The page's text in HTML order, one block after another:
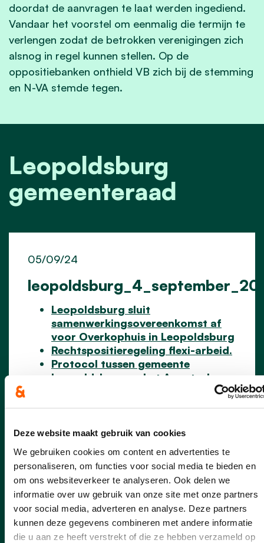
Deze website maakt gebruik van cookies
We gebruiken cookies om content en advertenties te
personaliseren, om functies voor social media te bieden en
om ons websiteverkeer te analyseren. Ook delen we
informatie over uw gebruik van onze site met onze partners
voor social media, adverteren en analyse. Deze partners
kunnen deze gegevens combineren met andere informatie
die u aan ze heeft verstrekt of die ze hebben verzameld op
doordat de aanvragen te laat werden ingediend.
Vandaar het voorstel om eenmalig die termijn te
verlengen zodat de betrokken verenigingen zich
alsnog in regel kunnen stellen. Op de
oppositiebanken onthield VB zich bij de stemming
en N-VA stemde tegen.
Leopoldsburg
gemeenteraad
05/09/24
Leopoldsburg sluit
samenwerkingsovereenkomst af
voor Overkophuis in Leopoldsburg
Rechtspositieregeling flexi-arbeid.
Protocol tussen gemeente
Leopoldsburg en het Agentschap
Fietspad naar Bosland
en de bouw van een zwembad
Lastenvoorwaarden en
gunningswijze bouw en renovatie
kwartier Ijzer
Aanleg wandelpaden
begraafplaats Heppen
Buitengewoon onderheid en